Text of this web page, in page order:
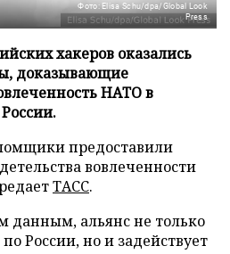
Фото: Elisa Schu/dpa/Global Look
Press
хакеров оказались
доказывающие
НАТО в
предоставили
вовлеченности
ТАСС.
данным, альянс не только
России, но и задействует